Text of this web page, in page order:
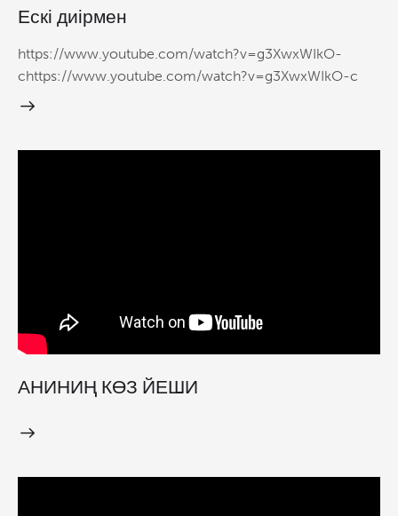
Ескі диірмен
https://www.youtube.com/watch?v=g3XwxWIkO-
chttps://www.youtube.com/watch?v=g3XwxWIkO-c
АНИНИҢ КӨЗ ЙЕШИ